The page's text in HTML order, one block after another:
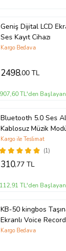
Geniş Dijital LCD Ekran
Ses Kayıt Cihazı
Kargo Bedava
2498,00 TL
907,60 TL'den
Bluetooth 5.0 Ses
Kablosuz Müzik
(1)
Kargo ile Teslimat
310,77 TL
112,91 TL'den
KB-50 kingbos
Ekranlı Voice
Kayıt Cihazı Mp3
Kargo Bedava